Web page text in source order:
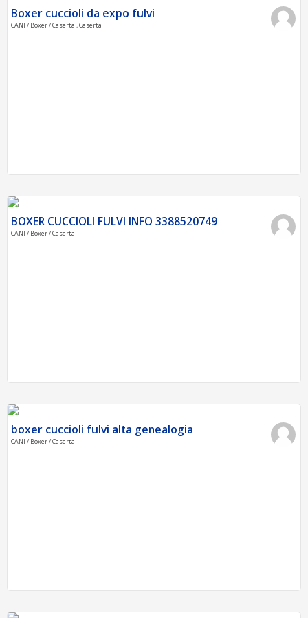
Boxer cuccioli da expo fulvi
CANI / Boxer / Caserta , Caserta
BOXER CUCCIOLI FULVI INFO 3388520749
CANI / Boxer / Caserta
boxer cuccioli fulvi alta genealogia
CANI / Boxer / Caserta